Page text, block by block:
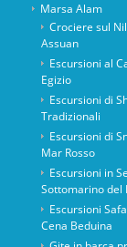
Marsa Alam
Crociere sul
Assuan
Escursioni al
Egizio
Escursioni di
Tradizionali
Escursioni di
Mar Rosso
Escursioni in
Sottomarino del
Escursioni
Cena Beduina